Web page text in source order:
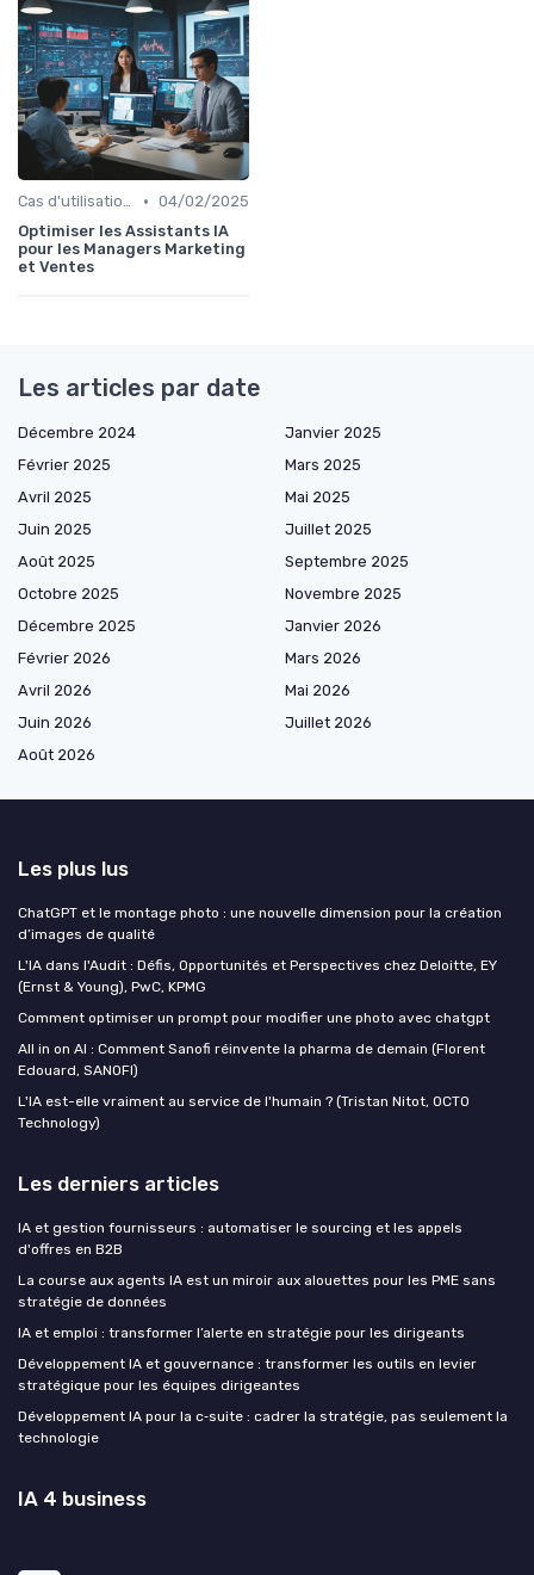
Cas d'utilisation IA Marketing • 04/02/2025
Optimiser les Assistants IA
pour les Managers Marketing
et Ventes
Les articles par date
Décembre 2024
Janvier 2025
Février 2025
Mars 2025
Avril 2025
Mai 2025
Juin 2025
Juillet 2025
Août 2025
Septembre 2025
Octobre 2025
Novembre 2025
Décembre 2025
Janvier 2026
Février 2026
Mars 2026
Avril 2026
Mai 2026
Juin 2026
Juillet 2026
Août 2026
Les plus lus
ChatGPT et le montage photo : une nouvelle dimension pour la création
d’images de qualité
L'IA dans l'Audit : Défis, Opportunités et Perspectives chez Deloitte, EY
(Ernst & Young), PwC, KPMG
Comment optimiser un prompt pour modifier une photo avec chatgpt
All in on AI : Comment Sanofi réinvente la pharma de demain (Florent
Edouard, SANOFI)
L'IA est-elle vraiment au service de l'humain ? (Tristan Nitot, OCTO
Technology)
Les derniers articles
IA et gestion fournisseurs : automatiser le sourcing et les appels
d'offres en B2B
La course aux agents IA est un miroir aux alouettes pour les PME sans
stratégie de données
IA et emploi : transformer l’alerte en stratégie pour les dirigeants
Développement IA et gouvernance : transformer les outils en levier
stratégique pour les équipes dirigeantes
Développement IA pour la c‑suite : cadrer la stratégie, pas seulement la
technologie
IA 4 business